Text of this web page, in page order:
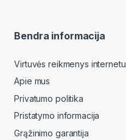
Bendra informacija
Virtuvės reikmenys internetu
Apie mus
Privatumo politika
Pristatymo informacija
Grąžinimo garantija